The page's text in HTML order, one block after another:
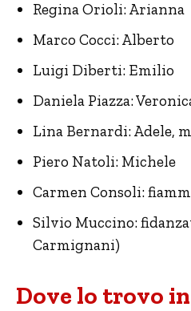
Regina Orioli: Arianna
Marco Cocci: Alberto
Luigi Diberti: Emilio
Daniela Piazza:
Lina Bernardi: Adele,
Piero Natoli: Michele
Carmen Consoli:
Silvio Muccino:
Carmignani)
Dove lo trovo